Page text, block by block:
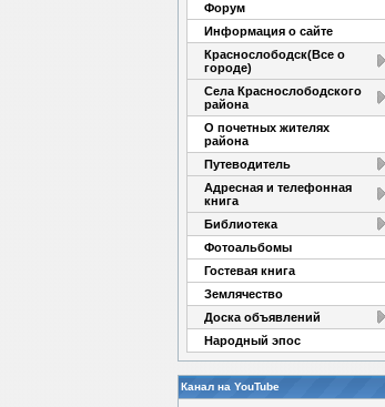
Форум
Информация о сайте
Краснослободск(Все о
городе)
Села Краснослободского
района
О почетных жителях
района
Путеводитель
Адресная и телефонная
книга
Библиотека
Фотоальбомы
Гостевая книга
Землячество
Доска объявлений
Народный эпос
Канал на YouTube